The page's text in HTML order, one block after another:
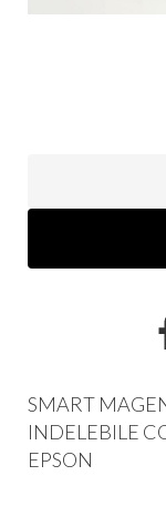
SMART
INDELEBILE
EPSON